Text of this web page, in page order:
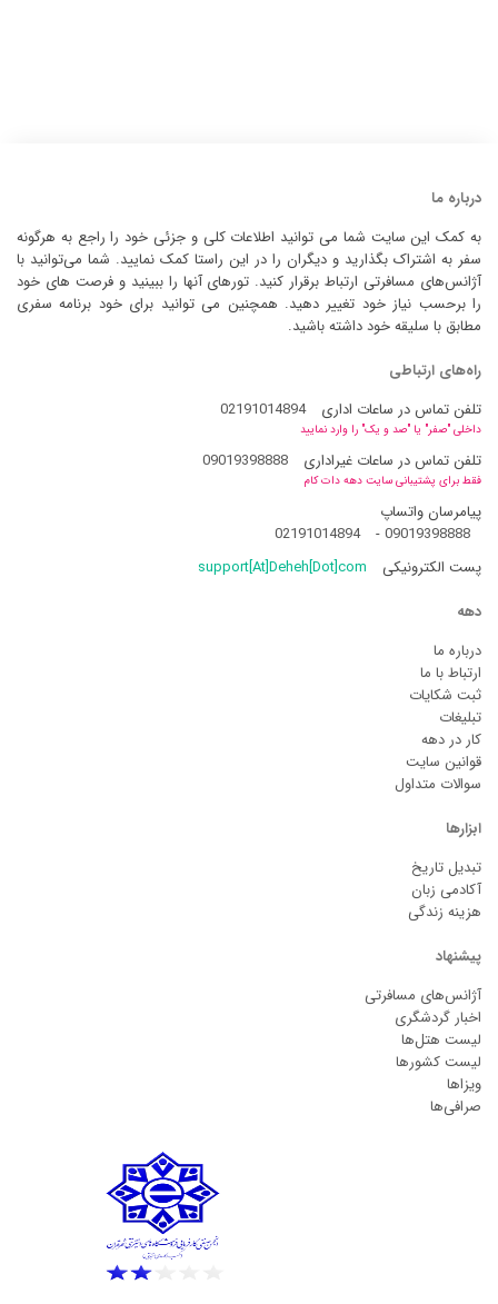
درباره ما
به کمک این سایت شما می توانید اطلاعات کلی و جزئی خود را راجع به هرگونه
سفر به اشتراک بگذارید و دیگران را در این راستا کمک نمایید. شما می‌توانید با
آژانس‌های مسافرتی ارتباط برقرار کنید. تورهای آنها را ببینید و فرصت های خود
را برحسب نیاز خود تغییر دهید. همچنین می توانید برای خود برنامه سفری
مطابق با سلیقه خود داشته باشید.
راه‌های ارتباطی
تلفن تماس در ساعات اداری
02191014894
داخلی "صفر" یا "صد و یک" را وارد نمایید
تلفن تماس در ساعات غیراداری 09019398888
فقط برای پشتیبانی سایت دهه دات کام
پیامرسان واتساپ
09019398888
-
02191014894
پست الکترونیکی
support[At]Deheh[Dot]com
دهه
درباره ما
ارتباط با ما
ثبت شکایات
تبلیغات
کار در دهه
قوانین سایت
سوالات متداول
ابزارها
تبدیل تاریخ
آکادمی زبان
هزینه زندگی
پیشنهاد
آژانس‌های مسافرتی
اخبار گردشگری
لیست هتل‌ها
لیست کشورها
ویزاها
صرافی‌ها